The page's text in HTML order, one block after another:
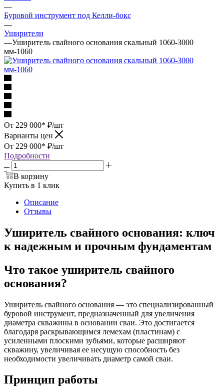
—
Буровой инструмент под Келли-бокс
—
Уширители
—Уширитель свайного основания скальный 1060-3000
мм-1060
От 229 000* ₽/шт
Варианты цен
От 229 000* ₽/шт
Подробности
В корзину
Купить в 1 клик
Описание
Отзывы
Уширитель свайного основания: ключ
к надежным и прочным фундаментам
Что такое уширитель свайного
основания?
Уширитель свайного основания — это специализированный
буровой инструмент, предназначенный для увеличения
диаметра скважины в основании сваи. Это достигается
благодаря раскрывающимся лемехам (пластинам) с
усиленными плоскими зубьями, которые расширяют
скважину, увеличивая ее несущую способность без
необходимости увеличивать диаметр самой сваи.
Принцип работы